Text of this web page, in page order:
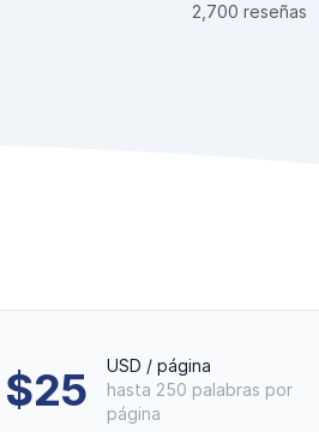
2,700 reseñas
$25
USD / página
hasta 250 palabras por
página